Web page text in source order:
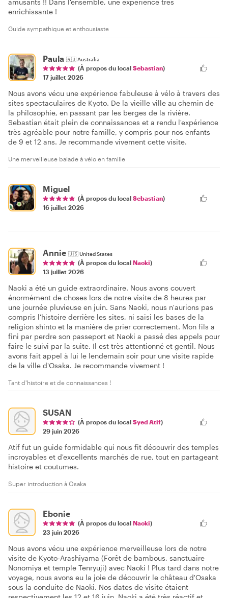
enrichissante !
Guide sympathique et enthousiaste
Paula 🇦🇺Australia
(À propos du local Sebastian)
17 juillet 2026
Nous avons vécu une expérience fabuleuse à vélo à travers des
sites spectaculaires de Kyoto. De la vieille ville au chemin de
la philosophie, en passant par les berges de la rivière.
Sebastian était plein de connaissances et a rendu l'expérience
très agréable pour notre famille, y compris pour nos enfants
de 9 et 12 ans. Je recommande vivement cette visite.
Une merveilleuse balade à vélo en famille
Miguel
(À propos du local Sebastian)
16 juillet 2026
Annie 🇺🇸United States
(À propos du local Naoki)
13 juillet 2026
Naoki a été un guide extraordinaire. Nous avons couvert
énormément de choses lors de notre visite de 8 heures par
une journée pluvieuse en juin. Sans Naoki, nous n'aurions pas
compris l'histoire derrière les sites, ni saisi les bases de la
religion shinto et la manière de prier correctement. Mon fils a
fini par perdre son passeport et Naoki a passé des appels pour
faire le suivi par la suite. Il est très attentionné et gentil. Nous
avons fait appel à lui le lendemain soir pour une visite rapide
de la ville d'Osaka. Je recommande vivement !
Tant d'histoire et de connaissances !
SUSAN
(À propos du local Syed Atif)
29 juin 2026
Atif fut un guide formidable qui nous fit découvrir des temples
incroyables et d'excellents marchés de rue, tout en partageant
histoire et coutumes.
Super introduction à Osaka
Ebonie
(À propos du local Naoki)
23 juin 2026
Nous avons vécu une expérience merveilleuse lors de notre
visite de Kyoto-Arashiyama (Forêt de bambous, sanctuaire
Nonomiya et temple Tenryuji) avec Naoki ! Plus tard dans notre
voyage, nous avons eu la joie de découvrir le château d'Osaka
sous la conduite de Naoki. Nos dates de visite étaient